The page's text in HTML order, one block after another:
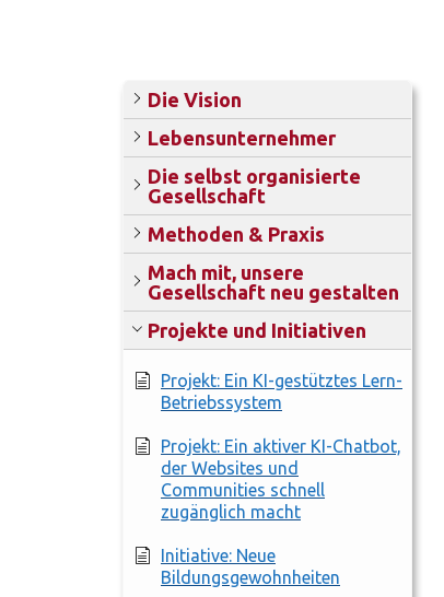
Die Vision
Lebensunternehmer
Die selbst organisierte
Gesellschaft
Methoden & Praxis
Mach mit, unsere
Gesellschaft neu gestalten
Projekte und Initiativen
Projekt: Ein KI-gestütztes Lern-
Betriebssystem
Projekt: Ein aktiver KI-Chatbot,
der Websites und
Communities schnell
zugänglich macht
Initiative: Neue
Bildungsgewohnheiten